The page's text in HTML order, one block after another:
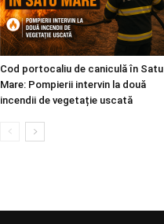
Cod portocaliu de caniculă în Satu
Mare: Pompierii intervin la două
incendii de vegetație uscată